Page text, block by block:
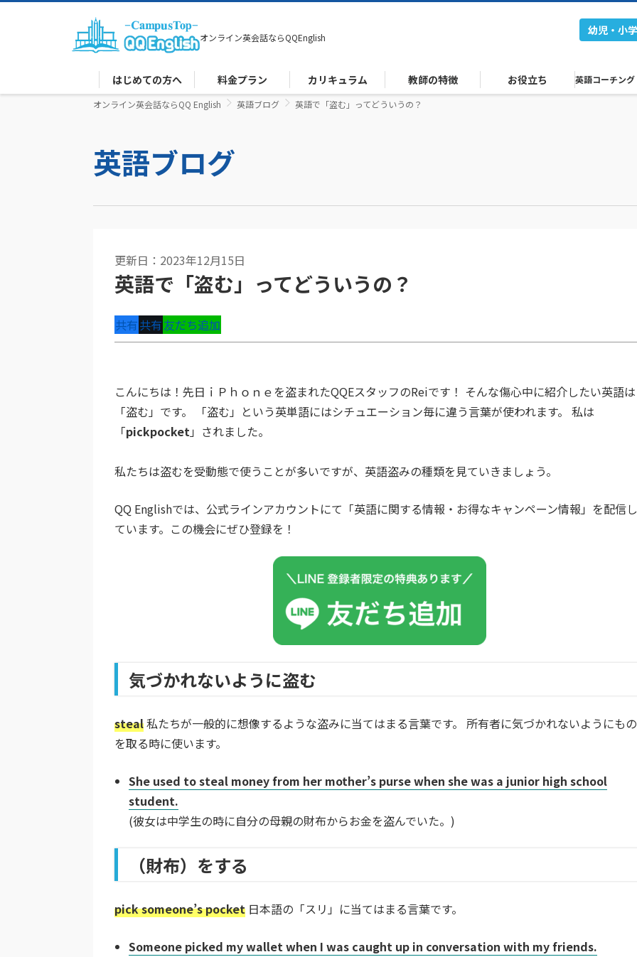
オンライン英会話ならQQEnglish
幼児・小
はじめての方へ 料金プラン カリキュラム 教師の特徴 お役立ち 英語コーチング
オンライン英会話ならQQ English 英語ブログ 英語で「盗む」ってどういうの？
英語ブログ
更新日：2023年12月15日
英語で「盗む」ってどういうの？
共有共有友だち追加
こんにちは！先日ｉＰｈｏｎｅを盗まれたQQEスタッフのReiです！ そんな傷心中に紹介したい英語は
「盗む 」です。 「盗む」という英単語にはシチュエーション毎に違う言葉が使われます。 私は
「pickpocket」されました。
私たちは盗むを受動態で使うことが多いですが、英語盗みの種類を見ていきましょう。
QQ Englishでは、公式ラインアカウントにて「英語に関する情報・お得なキャンペーン情報」を配信し
ています。この機会にぜひ登録を！
気づかれないように盗む
steal私たちが一般的に想像するような盗みに当てはまる言葉です。 所有者に気づかれないようにもの
を取る時に使います。
She used to steal money from her mother’s purse when she was a junior high school
student.
(彼女は中学生の時に自分の母親の財布からお金を盗んでいた。)
（財布）をする
pick someone’s pocket 日本語の「スリ」に当てはまる言葉です。
Someone picked my wallet when I was caught up in conversation with my friends.